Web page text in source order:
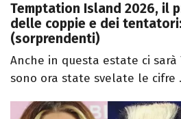
Temptation Island 2026, il
delle coppie e dei
(sorprendenti)
Anche in questa estate ci
sono ora state svelate le cifre